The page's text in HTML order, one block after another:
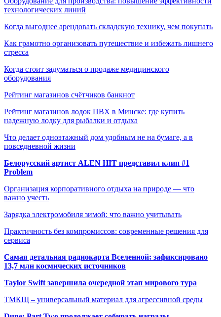
технологических линий
Когда выгоднее арендовать складскую технику, чем покупать
Как грамотно организовать путешествие и избежать лишнего
стресса
Когда стоит задуматься о продаже медицинского
оборудования
Рейтинг магазинов счётчиков банкнот
Рейтинг магазинов лодок ПВХ в Минске: где купить
надежную лодку для рыбалки и отдыха
Что делает одноэтажный дом удобным не на бумаге, а в
повседневной жизни
Белорусский артист ALEN HIT представил клип #1
Problem
Организация корпоративного отдыха на природе — что
важно учесть
Зарядка электромобиля зимой: что важно учитывать
Практичность без компромиссов: современные решения для
сервиса
Самая детальная радиокарта Вселенной: зафиксировано
13,7 млн космических источников
Taylor Swift завершила очередной этап мирового тура
ТМКЩ – универсальный материал для агрессивной среды